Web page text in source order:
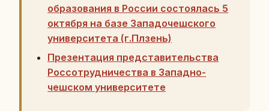
образования в России состоялась 5
октября на базе Западочешского
университета (г.Плзень)
Презентация представительства
Россотрудничества в Западно-
чешском университете